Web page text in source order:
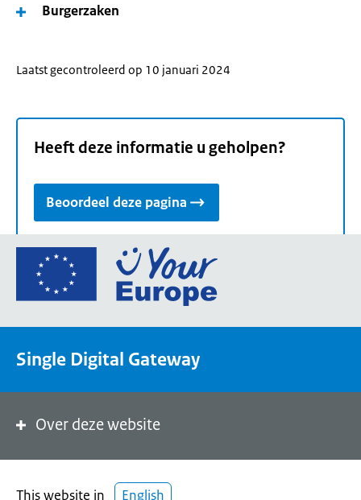
Burgerzaken
Laatst gecontroleerd op 10 januari 2024
Heeft deze informatie u geholpen?
Beoordeel deze pagina
Ga
de
een
de
Single Digital Gateway
Over deze website
This website in English